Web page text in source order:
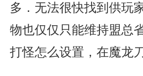
多．无法很快找到供
物也仅仅只能维持盟总
打怪怎么设置，在魔龙